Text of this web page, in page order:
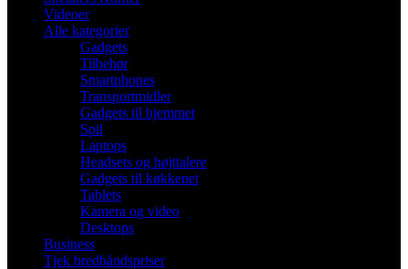
Videoer
Alle kategorier
Gadgets
Tilbehør
Smartphones
Transportmidler
Gadgets til hjemmet
Spil
Laptops
Headsets og højttalere
Gadgets til køkkenet
Tablets
Kamera og video
Desktops
Business
Tjek bredbåndspriser